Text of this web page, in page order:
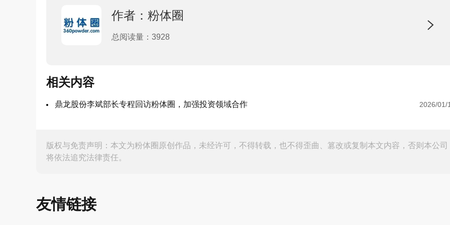
作者：粉体圈
总阅读量：3928
相关内容
鼎龙股份李斌部长专程回访粉体圈，加强投资领域合作 2026/01/
版权与免责声明：本文为粉体圈原创作品，未经许可，不得转载，也不得歪曲、篡改或复制本文内容，否则本公司
将依法追究法律责任。
友情链接